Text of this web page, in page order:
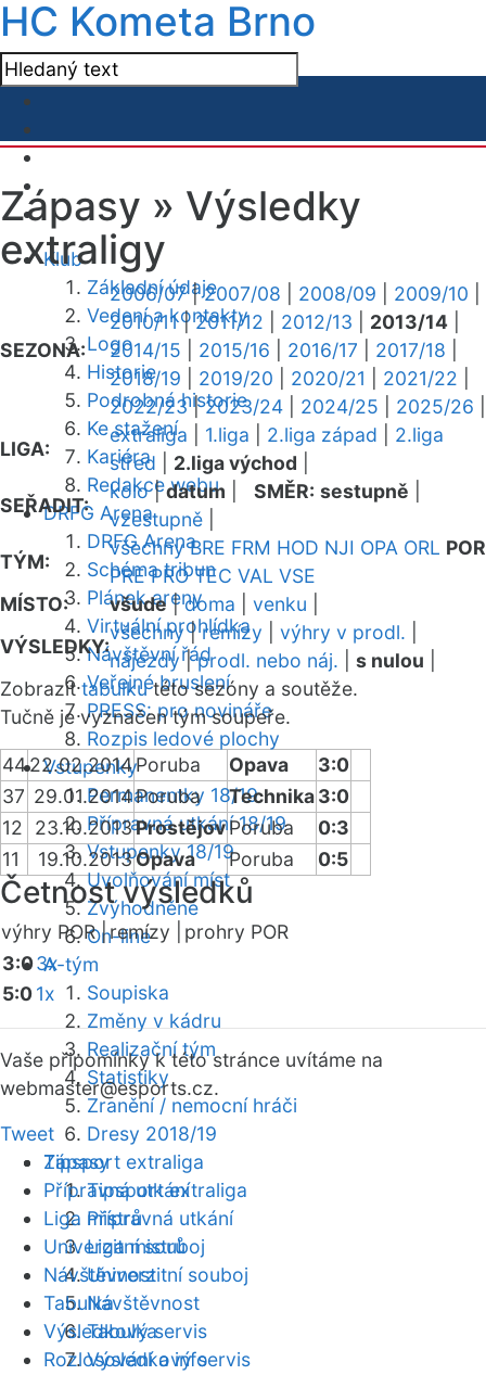
HC Kometa Brno
Klub
Základní údaje
Vedení a kontakty
Logo
Historie
Podrobná historie
Ke stažení
Kariéra
Redakce webu
DRFG Arena
DRFG Arena
Schéma tribun
Plánek areny
Virtuální prohlídka
Návštěvní řád
Veřejné bruslení
PRESS: pro novináře
Rozpis ledové plochy
Vstupenky
Permanentky 18/19
Přípravná utkání 18/19
Vstupenky 18/19
Uvolňování míst
Zvýhodněné
On-line
A-tým
Soupiska
Změny v kádru
Realizační tým
Statistiky
Zranění / nemocní hráči
Dresy 2018/19
Zápasy
Tipsport extraliga
Přípravná utkání
Liga mistrů
Univerzitní souboj
Návštěvnost
Tabulka
Výsledkový servis
Zápasy » Výsledky
extraligy
SEZONA:
2006/07|2007/08 2008/09 2009/10
2010/11|2011/12 2012/13 2013/14
2014/15
2015/16 2016/17 2017/18
2018/19
2019/20 2020/21 2021/22
2022/23|2023/24 2024/25 2025/26
LIGA:
extraliga 1.liga 2.liga západ
2.liga
střed
2.liga východ
SEŘADIT:
kolo|datum SMĚR: sestupně
vzestupně
TÝM:
všechny BRE FRM HOD NJI OPA ORL POR
PRE PRO TEC VAL VSE
MÍSTO:
všude|doma venku
VÝSLEDKY:
všechny|remízy výhry v prodl.
nájezdy|prodl. nebo náj. s nulou
Zobrazittabulkutéto sezóny a soutěže.
Tučně je vyznačen tým soupeře.
4422.02.2014Poruba Opava
3:0
37 29.01.2014Poruba Technika3:0
12
23.10.2013ProstějovPoruba
0:3
11
19.10.2013Opava Poruba 0:5
Četnost výsledků
výhry POR |remízy |
prohry POR
3:03x
5:01x
Vaše připomínky k této stránce uvítáme na
webmaster@esports.cz.
Tweet
Tipsport extraliga
Přípravná utkání
Liga mistrů
Univerzitní souboj
Návštěvnost
Tabulka
Výsledkový servis
Rozlosování a info